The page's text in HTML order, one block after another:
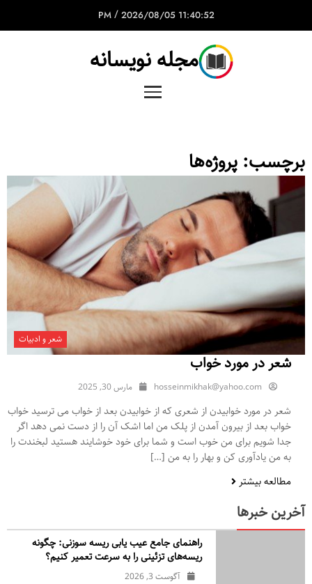
11:40:52 PM
/ 2026/08/05
مجله نویسانه
برچسب: پروژه‌ها
شعر و ادبیات
شعر در مورد خواب
hosseinmikhak@yahoo.com مارس 30, 2025
شعر در مورد خوابیدن از شعری که از خوابیدن بعد از خواب می ترسید خواب
خواب بعد از بیرون آمدن از پلک من اما اشک آن را از دست نمی دهد اگر
جدا شویم برای من خوب است و شما برای خود خوشایند هستید لبخندت را
به من یادآوری کن و بهار را به من […]
مطالعه بیشتر
آخرین خبرها
راهنمای جامع عیب یابی ریسه سوزنی: چگونه
ریسه‌های تزئینی را به سرعت تعمیر کنیم؟
آگوست 3, 2026